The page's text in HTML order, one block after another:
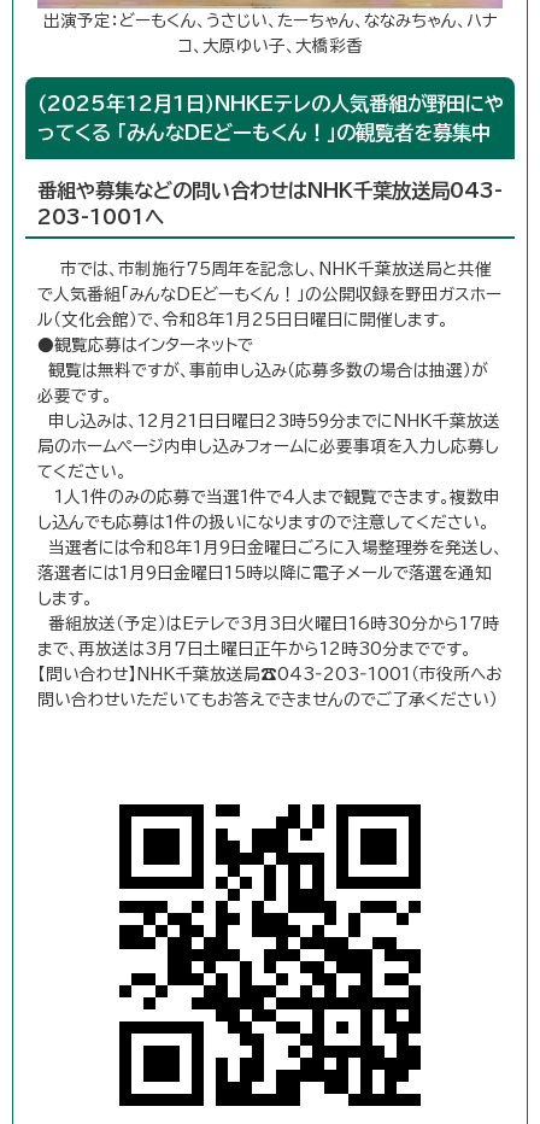
出演予定：どーもくん、うさじい、たーちゃん、ななみちゃん、ハナ
コ、大原ゆい子、大橋彩香
（2025年12月1日）NHKEテレの人気番組が野田にや
ってくる 「みんなDEどーもくん！」の観覧者を募集中
番組や募集などの問い合わせはNHK千葉放送局043-
203-1001へ
市では、市制施行75周年を記念し、NHK千葉放送局と共催
で人気番組「みんなDEどーもくん！」の公開収録を野田ガスホー
ル（文化会館）で、令和8年1月25日日曜日に開催します。
●観覧応募はインターネットで
観覧は無料ですが、事前申し込み（応募多数の場合は抽選）が
必要です。
申し込みは、12月21日日曜日23時59分までにNHK千葉放送
局のホームページ内申し込みフォームに必要事項を入力し応募し
てください。
1人1件のみの応募で当選1件で4人まで観覧できます。複数申
し込んでも応募は1件の扱いになりますので注意してください。
当選者には令和8年1月9日金曜日ごろに入場整理券を発送し、
落選者には1月9日金曜日15時以降に電子メールで落選を通知
します。
番組放送（予定）はEテレで3月3日火曜日16時30分から17時
まで、再放送は3月7日土曜日正午から12時30分までです。
【問い合わせ】NHK千葉放送局☎043‐203‐1001（市役所へお
問い合わせいただいてもお答えできませんのでご了承ください）